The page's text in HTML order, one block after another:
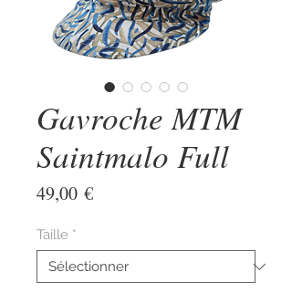
Gavroche MTM
Saintmalo Full
49,00 €Prix
Taille *